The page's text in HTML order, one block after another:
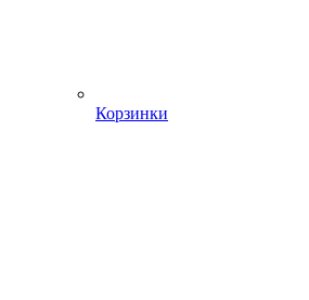
Корзинки